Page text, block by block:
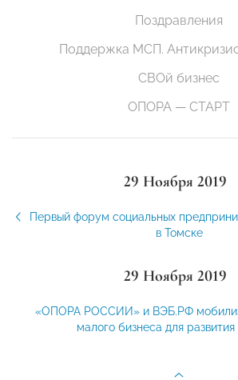
Поздравления
Поддержка МСП.
СВОй бизнес
ОПОРА — СТАРТ
29 Ноября 2019
Первый форум социальных
в Томске
29 Ноября 2019
«ОПОРА РОССИИ» и ВЭБ.РФ
малого бизнеса для развития